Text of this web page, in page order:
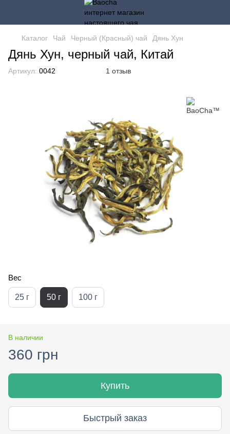
Каталог Чай Черный (Красный) чай Дянь Хун
Дянь Хун, черный чай, Китай
Артикул: 0042 1 отзыв
Вес
25 г 50 г 100 г
В наличии
360 грн
Купить
Быстрый заказ